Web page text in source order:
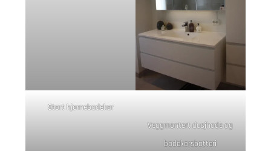
Stort hjørnebadekar
Veggmontert dusjhode og
badekarsbatteri